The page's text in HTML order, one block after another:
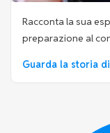
Racconta la sua
preparazione al
Guarda la storia